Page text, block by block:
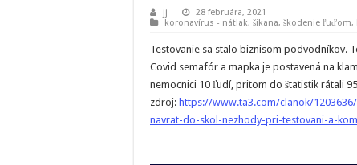
jj
28 februára, 2021
koronavírus - nátlak, šikana, škodenie ľuďom,
Testovanie sa stalo biznisom podvodníkov.
Covid semafór a mapka je postavená na
nemocnici 10 ľudí, pritom do štatistik rátali
zdroj: https://www.ta3.com/clanok/
navrat-do-skol-nezhody-pri-testovani-a-